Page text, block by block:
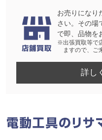
お売りになり
さい。その場
で即、品物を
※出張買取等で
ますので、ご
詳し